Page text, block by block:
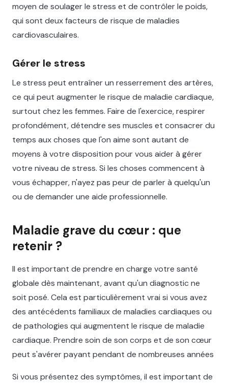
moyen de soulager le stress et de contrôler le poids,
qui sont deux facteurs de risque de maladies
cardiovasculaires.
Gérer le stress
Le stress peut entraîner un resserrement des artères,
ce qui peut augmenter le risque de maladie cardiaque,
surtout chez les femmes. Faire de l'exercice, respirer
profondément, détendre ses muscles et consacrer du
temps aux choses que l'on aime sont autant de
moyens à votre disposition pour vous aider à gérer
votre niveau de stress. Si les choses commencent à
vous échapper, n'ayez pas peur de parler à quelqu'un
ou de demander une aide professionnelle.
Maladie grave du cœur : que
retenir ?
Il est important de prendre en charge votre santé
globale dès maintenant, avant qu'un diagnostic ne
soit posé. Cela est particulièrement vrai si vous avez
des antécédents familiaux de maladies cardiaques ou
de pathologies qui augmentent le risque de maladie
cardiaque. Prendre soin de son corps et de son cœur
peut s'avérer payant pendant de nombreuses années
Si vous présentez des symptômes, il est important de